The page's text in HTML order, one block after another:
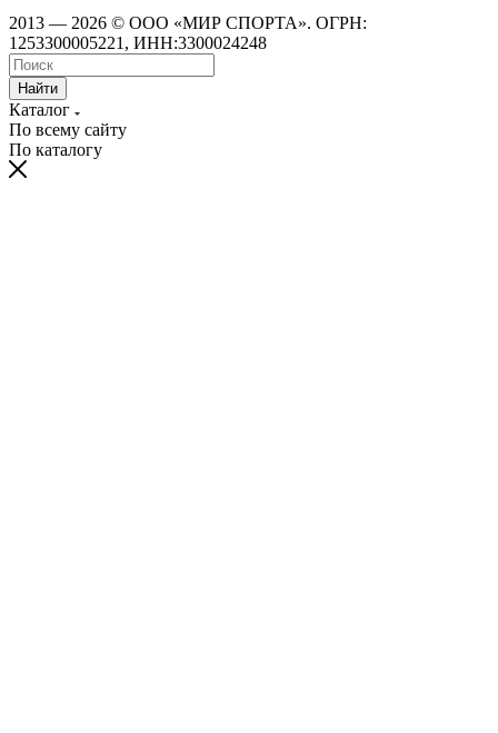
2013 — 2026 © ООО «МИР СПОРТА». ОГРН:
1253300005221, ИНН:3300024248
Найти
Каталог
По всему сайту
По каталогу